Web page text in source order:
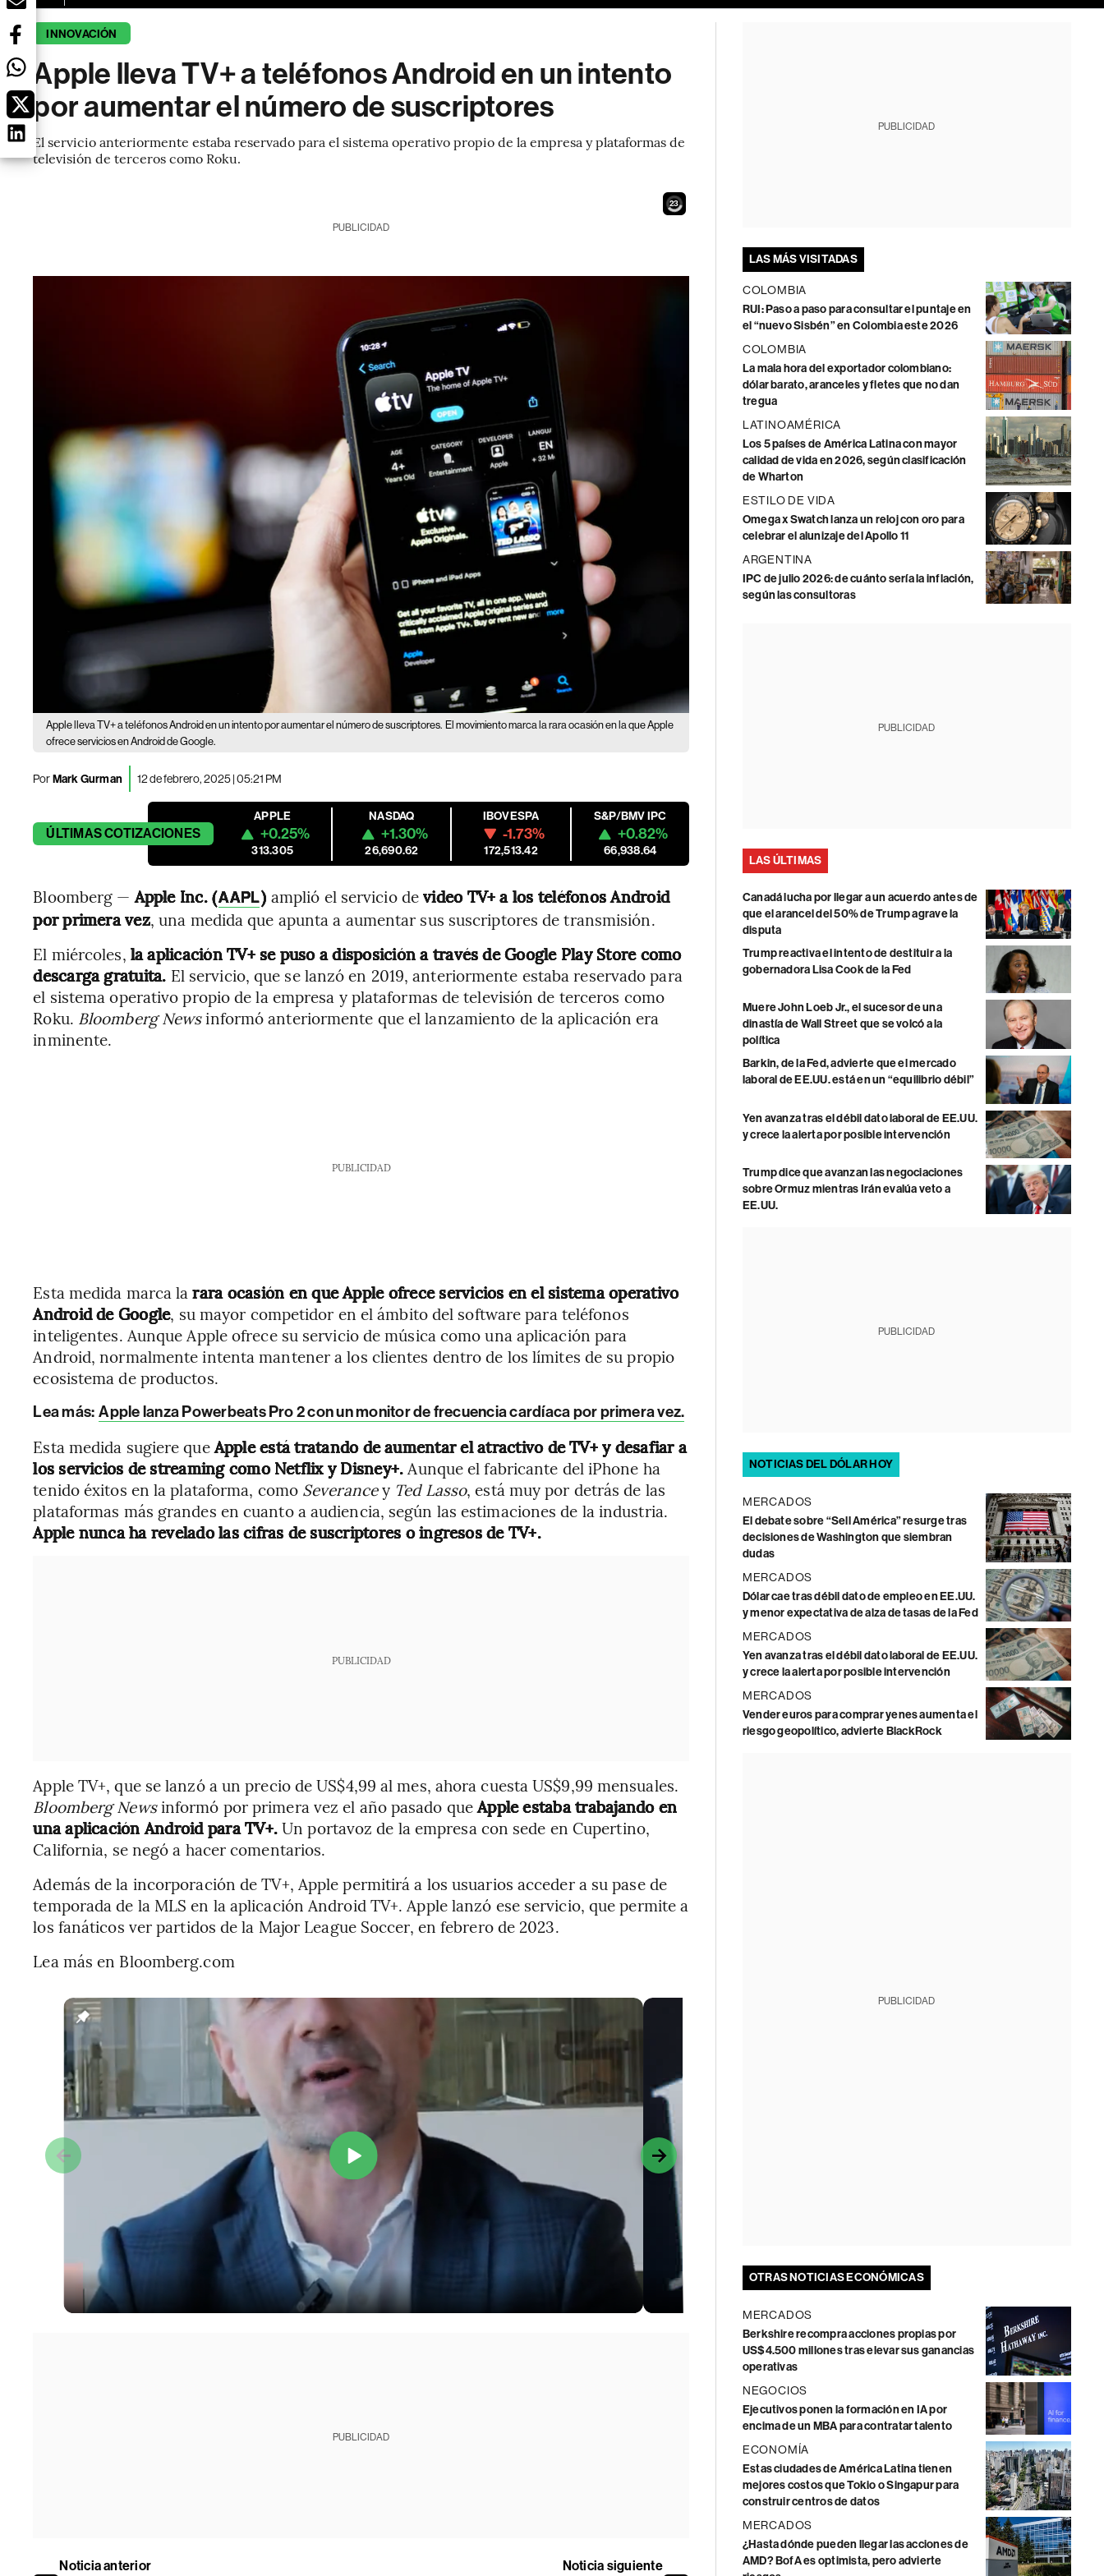
INNOVACIÓN
Apple lleva TV+ a teléfonos Android en un intento
por aumentar el número de suscriptores
El servicio anteriormente estaba reservado para el sistema operativo propio de la empresa y plataformas de
televisión de terceros como Roku.
21
PUBLICIDAD
Apple lleva TV+ a teléfonos Android en un intento por aumentar el número de suscriptores. El movimiento marca la rara ocasión en la que Apple
ofrece servicios en Android de Google.
PorMark Gurman 12 de febrero, 2025 | 05:21 PM
ÚLTIMASCOTIZACIONES
APPLE
+0.25%
313.305
NASDAQ
+1.30%
26,690.62
IBOVESPA
-1.73%
172,513.42
S&P/BMV IPC
+0.82%
66,938.64
Bloomberg —Apple Inc. (AAPL) amplió el servicio devideo TV+ a los teléfonos Android
por primera vez, una medida que apunta a aumentar sus suscriptores de transmisión.
El miércoles, la aplicación TV+ se puso a disposición a través de Google Play Store como
descarga gratuita. El servicio, que se lanzó en 2019, anteriormente estaba reservado para
el sistema operativo propio de la empresa y plataformas de televisión de terceros como
Roku. Bloomberg Newsinformó anteriormente que el lanzamiento de la aplicación era
inminente.
PUBLICIDAD
Esta medida marca larara ocasión en que Apple ofrece servicios en el sistema operativo
Android de Google, su mayor competidor en el ámbito del software para teléfonos
inteligentes. Aunque Apple ofrece su servicio de música como una aplicación para
Android, normalmente intenta mantener a los clientes dentro de los límites de su propio
ecosistema de productos.
Lea más: Apple lanza Powerbeats Pro 2 con un monitor de frecuencia cardíaca por primera vez.
Esta medida sugiere queApple está tratando de aumentar el atractivo de TV+ y desafiar a
los servicios de streaming como Netflix y Disney+. Aunque el fabricante del iPhone ha
tenido éxitos en la plataforma, como Severancey Ted Lasso, está muy por detrás de las
plataformas más grandes en cuanto a audiencia, según las estimaciones de la industria.
Apple nunca ha revelado las cifras de suscriptores o ingresos de TV+.
PUBLICIDAD
Apple TV+, que se lanzó a un precio de US$4,99 al mes, ahora cuesta US$9,99 mensuales.
Bloomberg Newsinformó por primera vez el año pasado queApple estaba trabajando en
una aplicación Android para TV+.Un portavoz de la empresa con sede en Cupertino,
California, se negó a hacer comentarios.
Además de la incorporación de TV+, Apple permitirá a los usuarios acceder a su pase de
temporada de la MLS en la aplicación Android TV+. Apple lanzó ese servicio, que permite a
los fanáticos ver partidos de la Major League Soccer, en febrero de 2023.
Lea más en Bloomberg.com
PUBLICIDAD
Noticia anterior Noticia siguiente
PUBLICIDAD
LAS MÁS VISITADAS
COLOMBIA
RUI: Paso a paso para consultar el puntaje en
el “nuevo Sisbén” en Colombia este 2026
COLOMBIA
La mala hora del exportador colombiano:
dólar barato, aranceles y fletes que no dan
tregua
LATINOAMÉRICA
Los 5 países de América Latina con mayor
calidad de vida en 2026, según clasificación
de Wharton
ESTILO DE VIDA
Omega x Swatch lanza un reloj con oro para
celebrar el alunizaje del Apollo 11
ARGENTINA
IPC de julio 2026: de cuánto sería la inflación,
según las consultoras
PUBLICIDAD
LAS ÚLTIMAS
Canadá lucha por llegar a un acuerdo antes de
que el arancel del 50% de Trump agrave la
disputa
Trump reactiva el intento de destituir a la
gobernadora Lisa Cook de la Fed
Muere John Loeb Jr., el sucesor de una
dinastía de Wall Street que se volcó a la
política
Barkin, de la Fed, advierte que el mercado
laboral de EE.UU. está en un “equilibrio débil”
Yen avanza tras el débil dato laboral de EE.UU.
y crece la alerta por posible intervención
Trump dice que avanzan las negociaciones
sobre Ormuz mientras Irán evalúa veto a
EE.UU.
PUBLICIDAD
NOTICIAS DEL DÓLAR HOY
MERCADOS
El debate sobre “Sell América” resurge tras
decisiones de Washington que siembran
dudas
MERCADOS
Dólar cae tras débil dato de empleo en EE.UU.
y menor expectativa de alza de tasas de la Fed
MERCADOS
Yen avanza tras el débil dato laboral de EE.UU.
y crece la alerta por posible intervención
MERCADOS
Vender euros para comprar yenes aumenta el
riesgo geopolítico, advierte BlackRock
PUBLICIDAD
OTRAS NOTICIAS ECONÓMICAS
MERCADOS
Berkshire recompra acciones propias por
US$4.500 millones tras elevar sus ganancias
operativas
NEGOCIOS
Ejecutivos ponen la formación en IA por
encima de un MBA para contratar talento
ECONOMÍA
Estas ciudades de América Latina tienen
mejores costos que Tokio o Singapur para
construir centros de datos
MERCADOS
¿Hasta dónde pueden llegar las acciones de
AMD? BofA es optimista, pero advierte